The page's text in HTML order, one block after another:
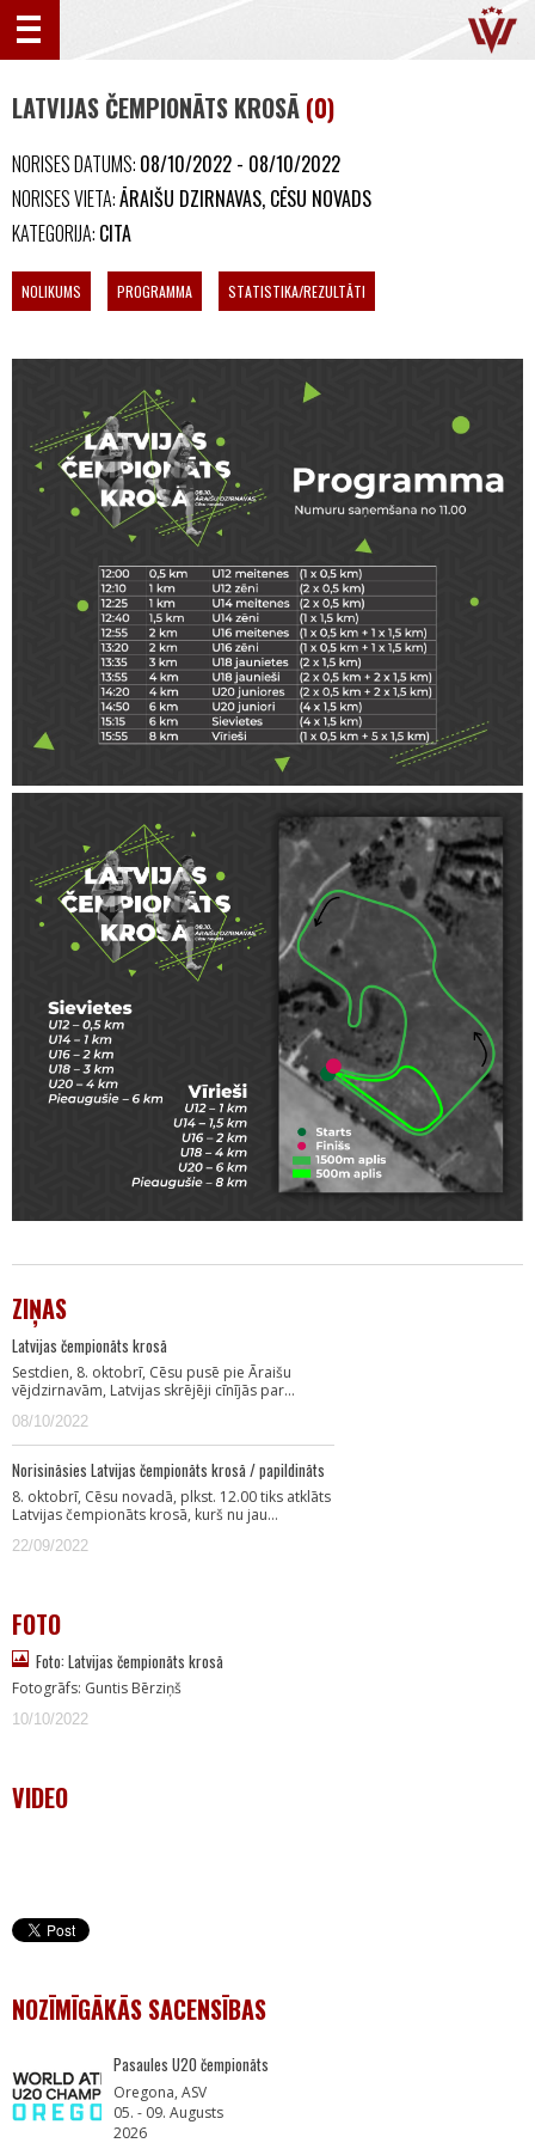
LATVIJAS ČEMPIONĀTS KROSĀ (0)
NORISES DATUMS: 08/10/2022 - 08/10/2022
NORISES VIETA:ĀRAIŠU DZIRNAVAS, CĒSU NOVADS
KATEGORIJA: CITA
NOLIKUMS PROGRAMMA STATISTIKA/REZULTĀTI
ZIŅAS
Latvijas čempionāts krosā
Sestdien, 8. oktobrī, Cēsu pusē pie Āraišu
vējdzirnavām, Latvijas skrējēji cīnījās par…
08/10/2022
Norisināsies Latvijas čempionāts krosā / papildināts
8. oktobrī, Cēsu novadā, plkst. 12.00 tiks atklāts
Latvijas čempionāts krosā, kurš nu jau…
22/09/2022
FOTO
Foto: Latvijas čempionāts krosā
Fotogrāfs: Guntis Bērziņš
10/10/2022
VIDEO
NOZĪMĪGĀKĀS SACENSĪBAS
Pasaules U20 čempionāts
Oregona, ASV
05. - 09. Augusts
2026